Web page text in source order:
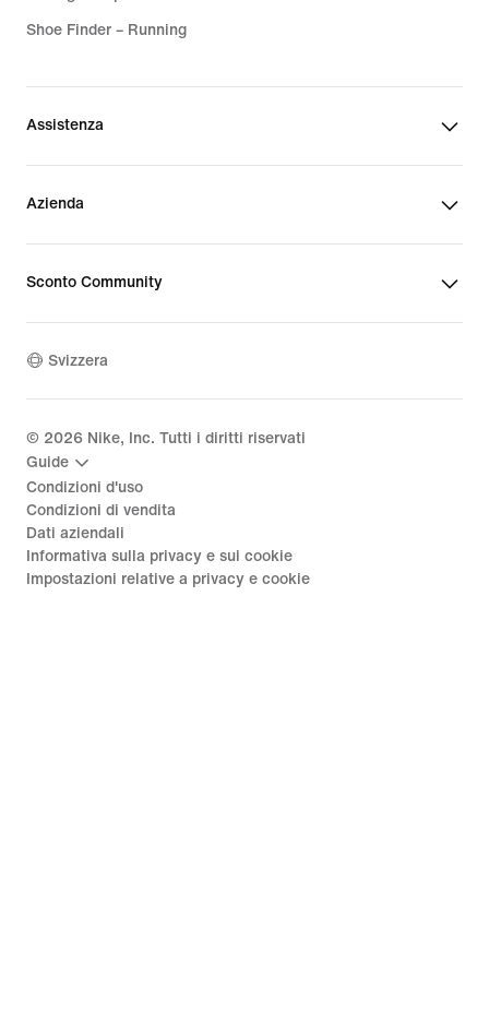
Shoe Finder – Running
Assistenza
Azienda
Sconto Community
Svizzera
© 2026 Nike, Inc. Tutti i diritti riservati
Guide
Condizioni d'uso
Condizioni di vendita
Dati aziendali
Informativa sulla privacy e sui cookie
Impostazioni relative a privacy e cookie